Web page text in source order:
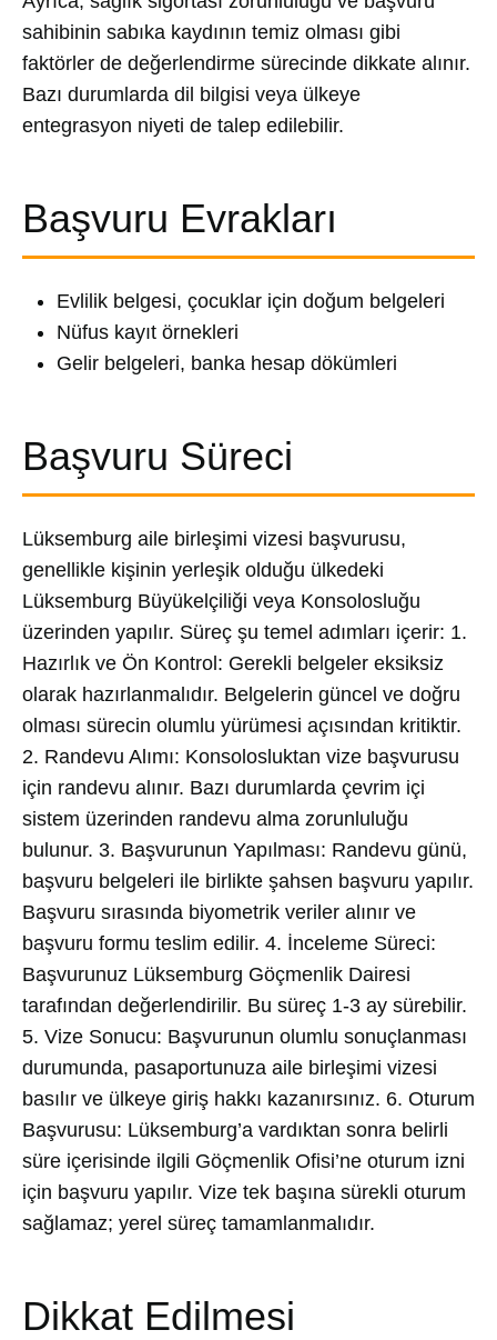
sahibinin sabıka kaydının temiz olması gibi
faktörler de değerlendirme sürecinde dikkate alınır.
Bazı durumlarda dil bilgisi veya ülkeye
entegrasyon niyeti de talep edilebilir.
Başvuru Evrakları
Evlilik belgesi, çocuklar için doğum belgeleri
Nüfus kayıt örnekleri
Gelir belgeleri, banka hesap dökümleri
Başvuru Süreci
Lüksemburg aile birleşimi vizesi başvurusu,
genellikle kişinin yerleşik olduğu ülkedeki
Lüksemburg Büyükelçiliği veya Konsolosluğu
üzerinden yapılır. Süreç şu temel adımları içerir: 1.
Hazırlık ve Ön Kontrol: Gerekli belgeler eksiksiz
olarak hazırlanmalıdır. Belgelerin güncel ve doğru
olması sürecin olumlu yürümesi açısından kritiktir.
2. Randevu Alımı: Konsolosluktan vize başvurusu
için randevu alınır. Bazı durumlarda çevrim içi
sistem üzerinden randevu alma zorunluluğu
bulunur. 3. Başvurunun Yapılması: Randevu günü,
başvuru belgeleri ile birlikte şahsen başvuru yapılır.
Başvuru sırasında biyometrik veriler alınır ve
başvuru formu teslim edilir. 4. İnceleme Süreci:
Başvurunuz Lüksemburg Göçmenlik Dairesi
tarafından değerlendirilir. Bu süreç 1-3 ay sürebilir.
5. Vize Sonucu: Başvurunun olumlu sonuçlanması
durumunda, pasaportunuza aile birleşimi vizesi
basılır ve ülkeye giriş hakkı kazanırsınız. 6. Oturum
Başvurusu: Lüksemburg’a vardıktan sonra belirli
süre içerisinde ilgili Göçmenlik Ofisi’ne oturum izni
için başvuru yapılır. Vize tek başına sürekli oturum
sağlamaz; yerel süreç tamamlanmalıdır.
Dikkat Edilmesi